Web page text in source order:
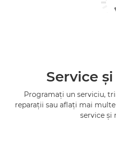
Service
Programaţi un serviciu,
reparaţii sau aflaţi mai
service şi